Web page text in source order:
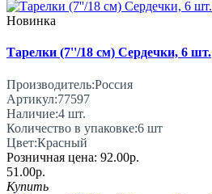
Новинка
Тарелки (7''/18 см) Сердечки, 6 шт.
Производитель:Россия
Артикул:77597
Наличие:4 шт.
Количество в упаковке:6 шт
Цвет:Красный
Розничная цена: 92.00р.
51.00р.
Купить